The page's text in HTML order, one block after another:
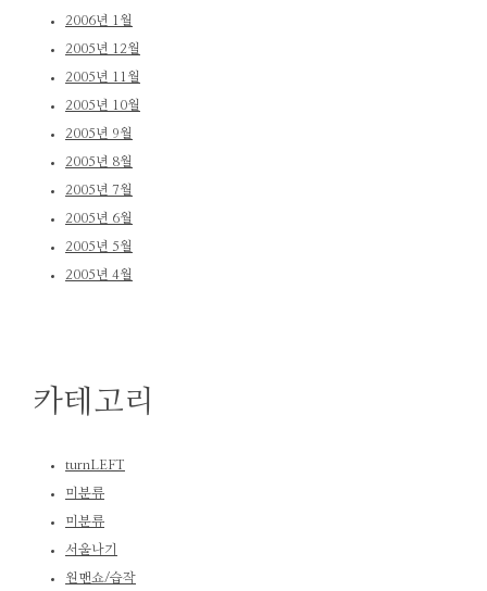
2006년 1월
2005년 12월
2005년 11월
2005년 10월
2005년 9월
2005년 8월
2005년 7월
2005년 6월
2005년 5월
2005년 4월
카테고리
turnLEFT
미분류
미분류
서울나기
원맨쇼/습작